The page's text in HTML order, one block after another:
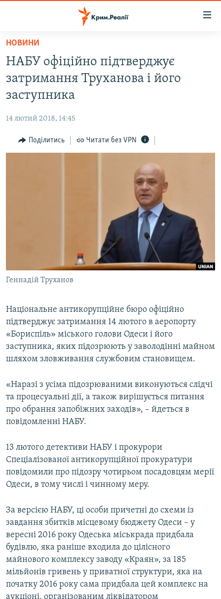
Перейти
основного
матеріалу
Перейти
до
основної
Перейти
до
ВОДА.КРИМ
ВІДЕО ТА ФОТО
БЛОГИ
ПОГЛЯД
УКРАЇНСЬКА ПРОБЛЕМА КРИМУ
ІНФОГРАФІКА
ДОЛУЧАЙСЯ!
Усі сайти RFE/RL
НОВИНИ
НАБУ офіційно підтверджує
затримання Труханова і його
заступника
14 лютий 2018, 14:45
Поділитись Читати без VPN
Геннадій Труханов
Національне антикорупційне бюро офіційно
підтверджує затримання 14 лютого в аеропорту
«Бориспіль» міського голови Одеси і його
заступника, яких підозрюють у заволодінні майном
шляхом зловживання службовим становищем.
«Наразі з усіма підозрюваними виконуються слідчі
та процесуальні дії, а також вирішується питання
про обрання запобіжних заходів», – йдеться в
повідомленні НАБУ.
13 лютого детективи НАБУ і прокурори
Спеціалізованої антикорупційної прокуратури
повідомили про підозру чотирьом посадовцям мерії
Одеси, в тому числі і чинному меру.
За версією НАБУ, ці особи причетні до схеми із
завдання збитків місцевому бюджету Одеси – у
вересні 2016 року Одеська міськрада придбала
будівлю, яка раніше входила до цілісного
майнового комплексу заводу «Краян», за 185
мільйонів гривень у приватної структури, яка на
початку 2016 року сама придбала цей комплекс на
аукціоні, організованим ліквідатором